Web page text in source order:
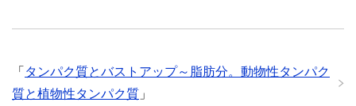
「 タンパク質とバストアップ～脂肪分。動物性タンパク
質と植物性タンパク質 」